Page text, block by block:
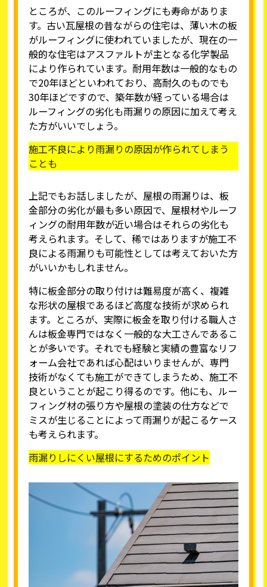
ところが、このルーフィングにも寿命がありま
す。古い瓦屋根の昔ながらの住宅は、薄い木の板
がルーフィングに使われていましたが、現在の一
般的な住宅はアスファルトが主となる化学製品
により作られています。耐用年数は一般的なもの
で20年ほどといわれており、高耐久のものでも
30年ほどですので、築年数が経っている場合は
ルーフィングの劣化も雨漏りの原因に加えて考え
た方がいいでしょう。
施工不良により雨漏りの原因が作られてしまう
ことも
上記でもお話しましたが、屋根の雨漏りは、板
金部分の劣化が最も多い原因で、屋根材やルーフ
ィングの耐用年数が近い場合はそれらの劣化も
考えられます。そして、稀ではありますが施工不
良による雨漏りも可能性としては考えておいた方
がいいかもしれません。
特に板金部分の取り付けは難易度が高く、複雑
な形状の屋根であるほど高度な技術が求められ
ます。ところが、実際に板金を取り付ける職人さ
んは板金専門ではなく一般的な大工さんであるこ
とが多いです。それでも経験と実績の豊富なリフ
ォーム会社であれば心配はいりませんが、専門
技術がなくても施工ができてしまうため、施工不
良ということが起こり得るのです。他にも、ルー
フィング材の張り方や屋根の塗装の仕方などで
ミスが生じることによって雨漏りが起こるケース
も考えられます。
雨漏りしにくい屋根にするためのポイント